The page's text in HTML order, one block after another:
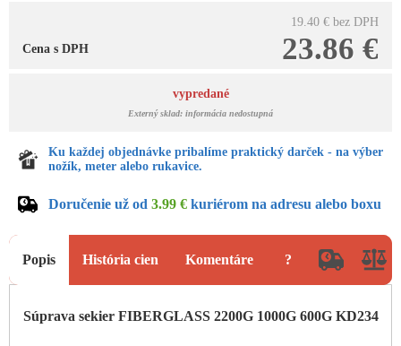
19.40 € bez DPH
23.86 €
Cena s DPH
vypredané
Externý sklad: informácia nedostupná
Ku každej objednávke pribalíme praktický darček - na výber
nožík, meter alebo rukavice.
Doručenie už od 3.99 € kuriérom na adresu alebo boxu
Popis História cien Komentáre ?
Súprava sekier FIBERGLASS 2200G 1000G 600G KD234